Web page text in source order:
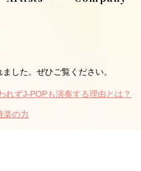
した。ぜひご覧ください。
れずJ-POPも演奏する理由とは？
楽の力